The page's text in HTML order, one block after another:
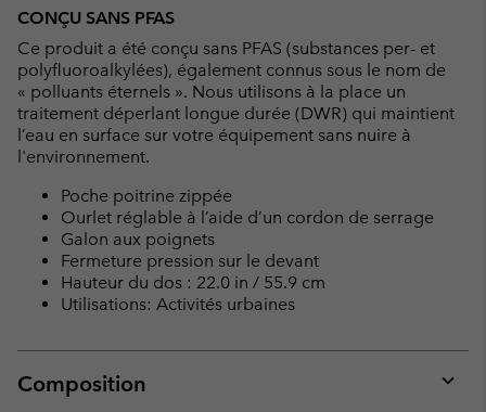
CONÇU SANS PFAS
Ce produit a été conçu sans PFAS (substances per- et
polyfluoroalkylées), également connus sous le nom de
« polluants éternels ». Nous utilisons à la place un
traitement déperlant longue durée (DWR) qui maintient
l’eau en surface sur votre équipement sans nuire à
l'environnement.
Poche poitrine zippée
Ourlet réglable à l’aide d’un cordon de serrage
Galon aux poignets
Fermeture pression sur le devant
Hauteur du dos : 22.0 in / 55.9 cm
Utilisations: Activités urbaines
Composition